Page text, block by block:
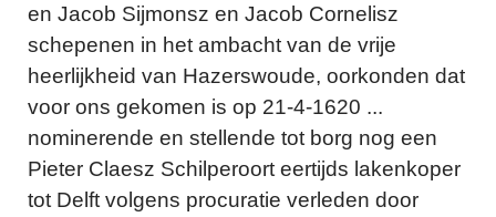
en Jacob Sijmonsz en Jacob Cornelisz
schepenen in het ambacht van de vrije
heerlijkheid van Hazerswoude, oorkonden dat
voor ons gekomen is op 21-4-1620 ...
nominerende en stellende tot borg nog een
Pieter Claesz Schilperoort eertijds lakenkoper
tot Delft volgens procuratie verleden door